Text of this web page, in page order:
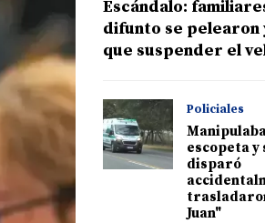
Escándalo:
difunto se pelearon
que suspender el
Policiales
escopeta y
disparó
Juan"